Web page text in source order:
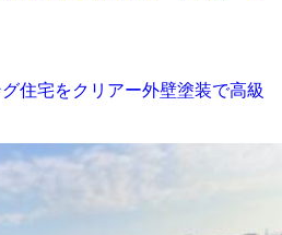
住宅をクリアー外壁塗装で高級